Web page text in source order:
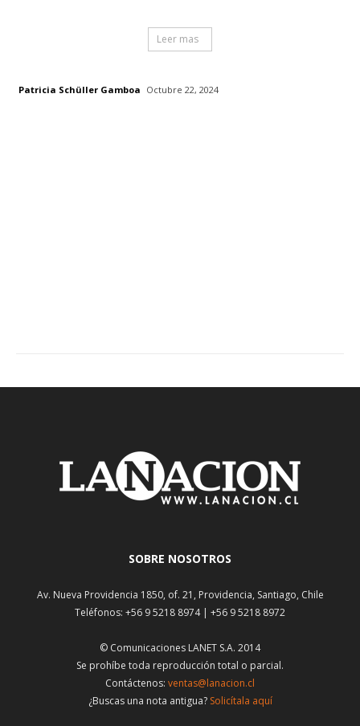
Leer mas
Patricia Schüller Gamboa Octubre 22, 2024
SOBRE NOSOTROS
Av. Nueva Providencia 1850, of. 21, Providencia, Santiago, Chile
Teléfonos: +56 9 5218 8974 | +56 9 5218 8972
© Comunicaciones LANET S.A. 2014
Se prohíbe toda reproducción total o parcial.
Contáctenos: ventas@lanacion.cl
¿Buscas una nota antigua? Solicítala aquí